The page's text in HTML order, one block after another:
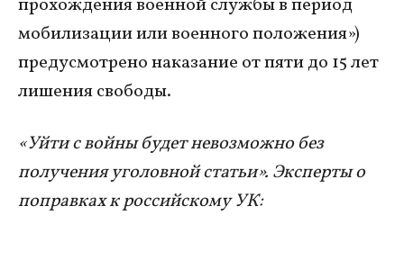
мобилизации или военного положения»)
предусмотрено наказание от пяти до 15 лет
лишения свободы.
«Уйти с войны будет невозможно без
получения уголовной статьи». Эксперты о
поправках к российскому УК: